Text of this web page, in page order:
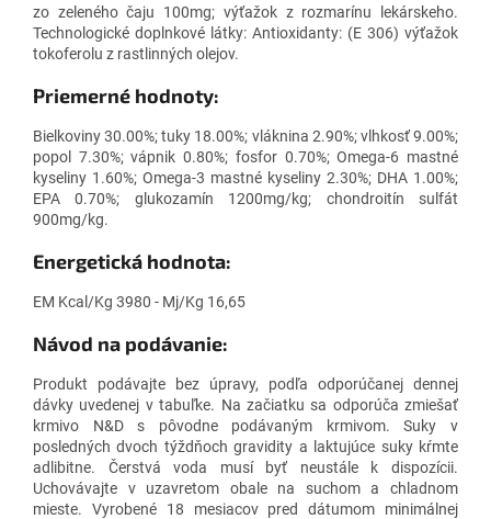
zo zeleného čaju 100mg; výťažok z rozmarínu lekárskeho.
Technologické doplnkové látky: Antioxidanty: (E 306) výťažok
tokoferolu z rastlinných olejov.
Priemerné hodnoty:
Bielkoviny 30.00%; tuky 18.00%; vláknina 2.90%; vlhkosť 9.00%;
popol 7.30%; vápnik 0.80%; fosfor 0.70%; Omega-6 mastné
kyseliny 1.60%; Omega-3 mastné kyseliny 2.30%; DHA 1.00%;
EPA 0.70%; glukozamín 1200mg/kg; chondroitín sulfát
900mg/kg.
Energetická hodnota:
EM Kcal/Kg 3980 - Mj/Kg 16,65
Návod na podávanie:
Produkt podávajte bez úpravy, podľa odporúčanej dennej
dávky uvedenej v tabuľke. Na začiatku sa odporúča zmiešať
krmivo N&D s pôvodne podávaným krmivom. Suky v
posledných dvoch týždňoch gravidity a laktujúce suky kŕmte
adlibitne. Čerstvá voda musí byť neustále k dispozícii.
Uchovávajte v uzavretom obale na suchom a chladnom
mieste. Vyrobené 18 mesiacov pred dátumom minimálnej